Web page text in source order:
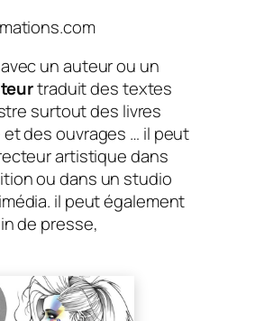
un auteur ou un
traduit des textes
surtout des livres
des ouvrages … il peut
artistique dans
ou dans un studio
il peut également
de presse,